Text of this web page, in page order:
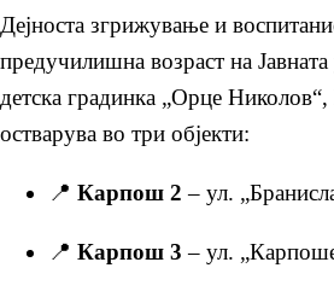
Дејноста згрижување и
предучилишна возраст на
детска градинка „Орце
остварува во три објекти:
📍 Карпош 2 – ул.
📍 Карпош 3 – ул.